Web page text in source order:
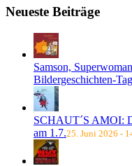
Neueste Beiträge
Samson,
Bildergeschichten-
SCHAUT´S AMOI:
am 1.7.25. Juni 2026 -